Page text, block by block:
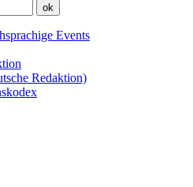
Events
Redaktion)